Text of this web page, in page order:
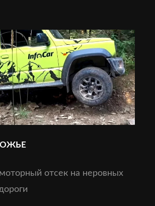
отсек на неровных